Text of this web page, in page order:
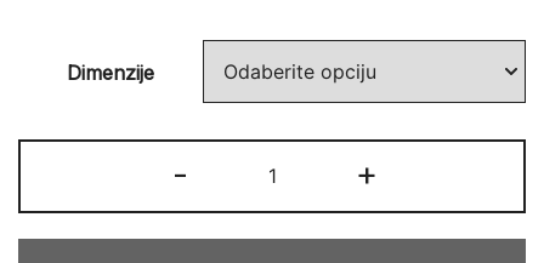
Dimenzije
-
15
WOW
+